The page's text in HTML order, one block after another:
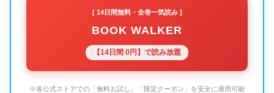
[ 14日間無料・全巻一気読み ]
BOOK WALKER
【14日間 0円】で読み放題
※各公式ストアでの「無料お試し」「限定クーポン」を安全に適用可能